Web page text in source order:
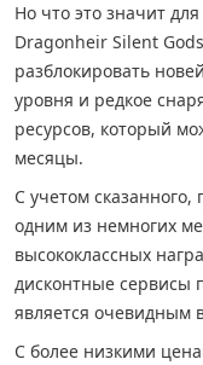
Но что это значит
Dragonheir Silent
разблокировать
уровня и редкое
ресурсов, который
месяцы.
С учетом сказанного,
одним из немногих
высококлассных
дисконтные сервисы
является очевидным
С более низкими